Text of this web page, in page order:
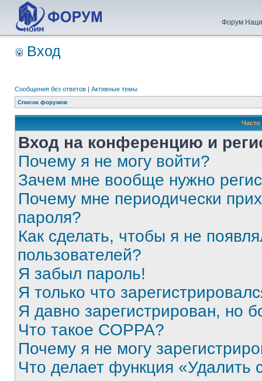
Форум
Вход
Сообщения без ответов | Активные темы
Список форумов
Вход на конференцию и
Почему я не могу войти?
Зачем мне вообще нужно
Почему мне периодически
пароля?
Как сделать, чтобы я не
пользователей?
Я забыл пароль!
Я только что
Я давно зарегистрирован, но
Что такое COPPA?
Почему я не могу
Что делает функция «Удалить